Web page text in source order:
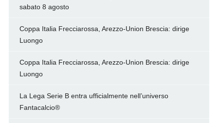
sabato 8 agosto
Coppa Italia Frecciarossa, Arezzo-Union Brescia: dirige
Luongo
Coppa Italia Frecciarossa, Arezzo-Union Brescia: dirige
Luongo
La Lega Serie B entra ufficialmente nell’universo
Fantacalcio®